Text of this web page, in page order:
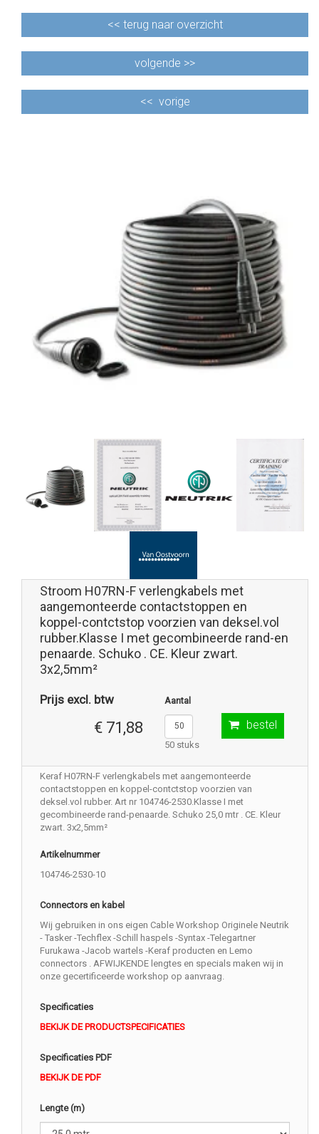
<< terug naar overzicht
volgende >>
<< vorige
Stroom H07RN-F verlengkabels met
aangemonteerde contactstoppen en
koppel-contctstop voorzien van deksel.vol
rubber.Klasse I met gecombineerde rand-en
penaarde. Schuko . CE. Kleur zwart.
3x2,5mm²
Prijs excl. btw
€ 71,88
Aantal
50 stuks
bestel
Keraf H07RN-F verlengkabels met aangemonteerde
contactstoppen en koppel-contctstop voorzien van
deksel.vol rubber. Art nr 104746-2530.Klasse I met
gecombineerde rand-penaarde. Schuko 25,0 mtr . CE. Kleur
zwart. 3x2,5mm²
Artikelnummer
104746-2530-10
Connectors en kabel
Wij gebruiken in ons eigen Cable Workshop Originele Neutrik
- Tasker -Techflex -Schill haspels -Syntax -Telegartner
Furukawa -Jacob wartels -Keraf producten en Lemo
connectors . AFWIJKENDE lengtes en specials maken wij in
onze gecertificeerde workshop op aanvraag.
Specificaties
BEKIJK DE PRODUCTSPECIFICATIES
Specificaties PDF
BEKIJK DE PDF
Lengte (m)